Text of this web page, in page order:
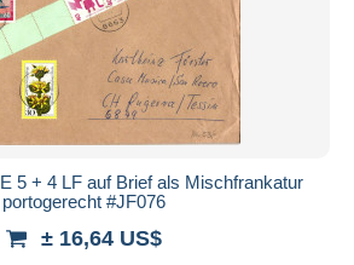
5 + 4 LF auf Brief als Mischfrankatur
portogerecht #JF076
± 16,64 US$